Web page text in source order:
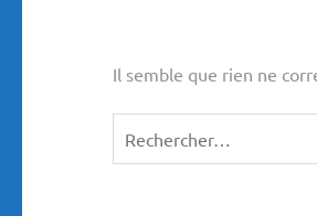
Il semble que rien ne